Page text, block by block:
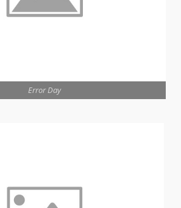
Error Day